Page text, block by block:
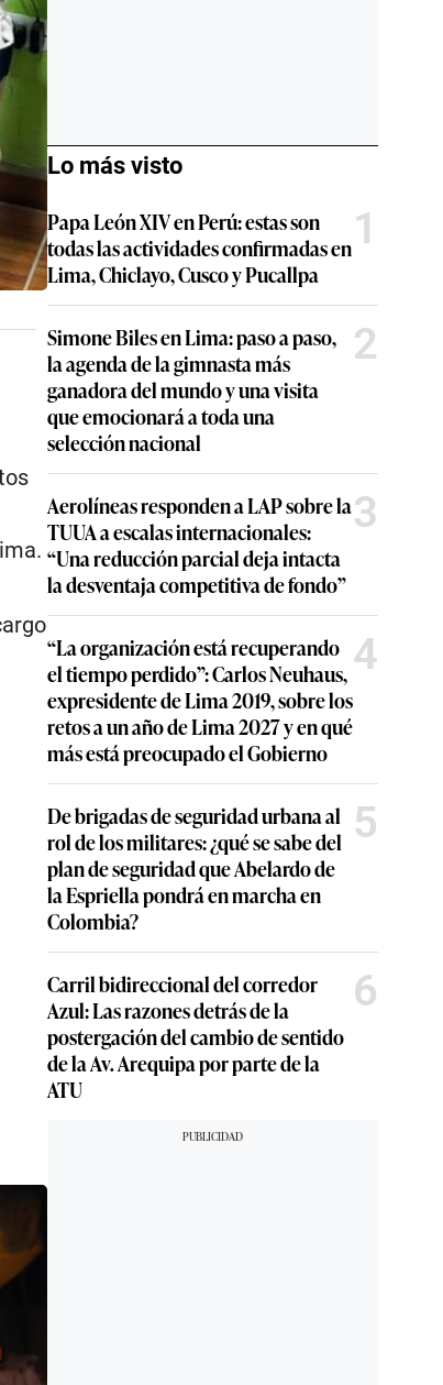
Lo más visto
Papa León XIV en Perú: estas son
todas las actividades confirmadas en
Lima, Chiclayo, Cusco y Pucallpa
1
Simone Biles en Lima: paso a paso,
la agenda de la gimnasta más
ganadora del mundo y una visita
que emocionará a toda una
selección nacional
2
Aerolíneas responden a LAP sobre la
TUUA a escalas internacionales:
“Una reducción parcial deja intacta
la desventaja competitiva de fondo”
3
“La organización está recuperando
el tiempo perdido”: Carlos Neuhaus,
expresidente de Lima 2019, sobre los
retos a un año de Lima 2027 y en qué
más está preocupado el Gobierno
4
De brigadas de seguridad urbana al
rol de los militares: ¿qué se sabe del
plan de seguridad que Abelardo de
la Espriella pondrá en marcha en
Colombia?
5
Carril bidireccional del corredor
Azul: Las razones detrás de la
postergación del cambio de sentido
de la Av. Arequipa por parte de la
ATU
6